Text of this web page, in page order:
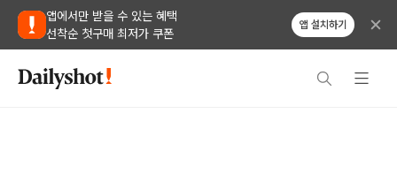
앱에서만 받을 수 있는 혜택
선착순 첫구매 최저가 쿠폰
앱 설치하기